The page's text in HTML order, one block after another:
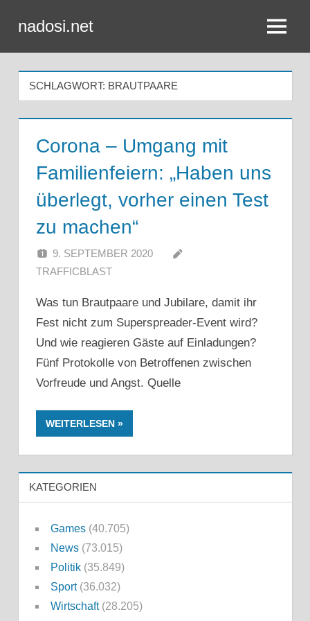
Inhalt
springen
nadosi.net Menü
SCHLAGWORT: BRAUTPAARE
Corona – Umgang mit
Familienfeiern: „Haben uns
überlegt, vorher einen Test
zu machen“
9. SEPTEMBER 2020
TRAFFICBLAST
Was tun Brautpaare und Jubilare, damit ihr
Fest nicht zum Superspreader-Event wird?
Und wie reagieren Gäste auf Einladungen?
Fünf Protokolle von Betroffenen zwischen
Vorfreude und Angst. Quelle
WEITERLESEN
KATEGORIEN
Games(40.705)
News(73.015)
Politik(35.849)
Sport(36.032)
Wirtschaft(28.205)